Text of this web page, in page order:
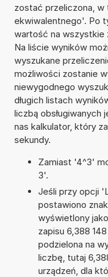
zostać przeliczona, w
ekwiwalentnego'. Po
wartość na wszystkie
Na liście wyników
wyszukane
możliwości zostanie
niewygodnego
długich listach
liczbą
nas kalkulator, który
sekundy.
Zamiast '4^3'
3'.
Jeśli przy opcji
postawiono
wyświetlony
zapisu 6,388
podzielona na
liczbę, tutaj
urządzeń, dla